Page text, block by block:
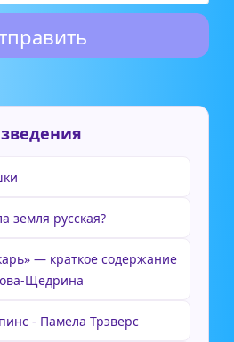
земля русская?
— краткое содержание
Щедрина
- Памела Трэверс